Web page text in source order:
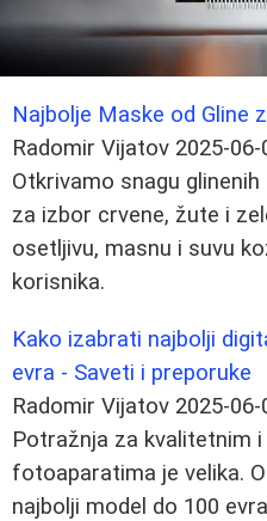
Najbolje Maske od Gline
Radomir Vijatov 2025-06-
Otkrivamo snagu
za izbor crvene, žute i
osetljivu, masnu i suvu
korisnika.
Kako izabrati najbolji
evra - Saveti i preporuke
Radomir Vijatov 2025-06-
Potražnja za kvalitetnim
fotoaparatima je velika.
najbolji model do 100